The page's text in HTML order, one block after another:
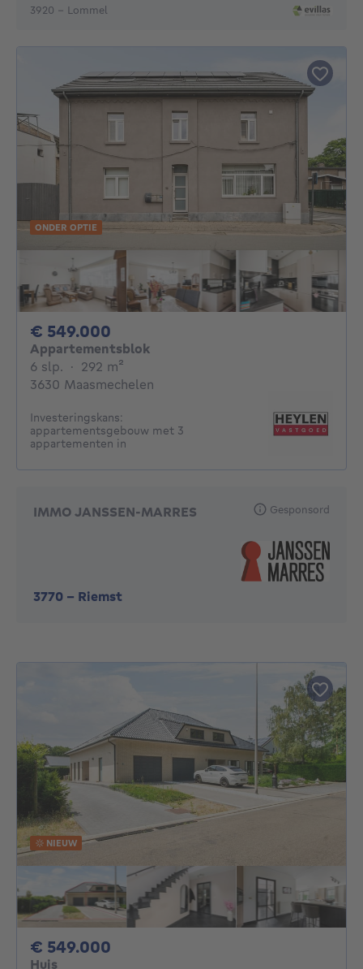
3920 - Lommel
ONDER OPTIE
€ 549.000
Appartementsblok
6 slp. 6 slaapkamers
· 292 m²
3630 Maasmechelen
Investeringskans:
appartementsgebouw met 3
appartementen in
IMMO JANSSEN-MARRES
3770 - Riemst
Gesponsord
NIEUW
€ 549.000
Huis